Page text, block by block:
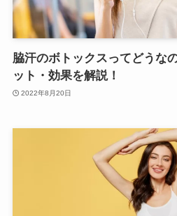
脇汗のボトックスってどうな
ット・効果を解説！
2022年8月20日